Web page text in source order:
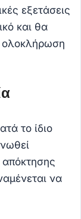
εξετάσεις
και θα
ολοκλήρωση
το ίδιο
απόκτησης
να